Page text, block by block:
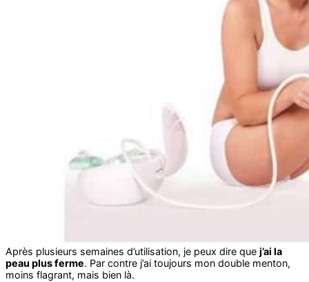
Après plusieurs semaines d’utilisation, je peux dire que j’ai la
peau plus ferme. Par contre j’ai toujours mon double menton,
moins flagrant, mais bien là.